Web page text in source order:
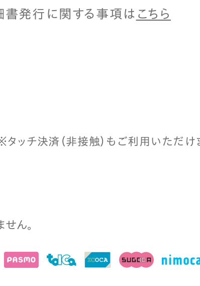
発行に関する事項は こちら
タッチ決済（⾮接触）もご利⽤いただけま
ん。